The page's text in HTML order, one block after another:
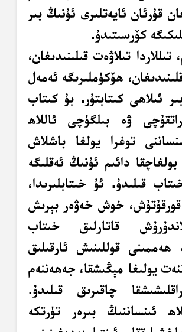
قۇرئان ئايەتلىرى ئۇنىڭ بىر
كۆرسىتىدۇ.
تىللاردا تىلاۋەت قىلىنىدىغان،
ھۆكۈملىرىگە ئەمەل
ئىلاھى كىتابتۇر. بۇ كىتاب
ۋە بىلگۈچى ئاللاھ
توغرا يولغا باشلاش
دائىم ئۇنىڭ ئەقلىگە
قىلىدۇ. ئۇ خىتابلىرىدا،
قورقۇتۇش، خوش خەۋەر بېرىش
قاتارلىق خىتاب
ھەممىنى قوللىنىش ئارقىلىق
يولىغا مېڭىشقا، جەھەننەم
چاقىرىق قىلىدۇ.
ئىنساننىڭ بىرەر تۈرتكە